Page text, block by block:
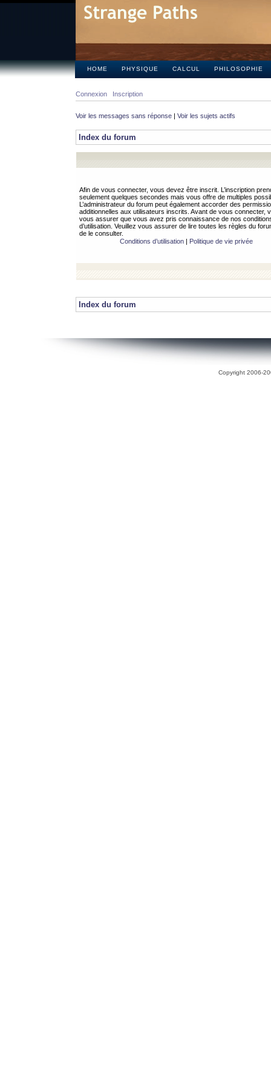
HOME PHYSIQUE CALCUL PHILOSOPHIE
Connexion Inscription
Voir les messages sans réponse | Voir les sujets actifs
Index du forum
Afin de vous connecter, vous devez être inscrit. L’inscription
seulement quelques secondes mais vous offre de multiples
L’administrateur du forum peut également accorder des
additionnelles aux utilisateurs inscrits. Avant de vous connecter,
vous assurer que vous avez pris connaissance de nos
d’utilisation. Veuillez vous assurer de lire toutes les règles du
de le consulter.
Conditions d’utilisation| Politique de vie privée
Index du forum
Copyright 2006-